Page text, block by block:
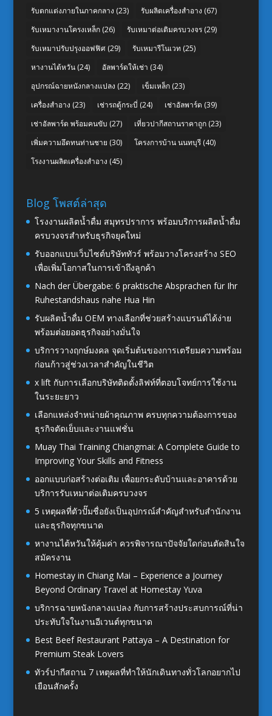
รับตกแต่งภายในภาคกลาง (23) รับผลิตเครื่องสำอาง (67)
รับเหมางานโครงเหล็ก(26) รับเหมาต่อเติมครบวงจร(29)
รับเหมาปรับปรุงออฟฟิศ(29) รับเหมารีโนเวท (25)
หางานไต้หวัน(24) อัลพาร์ดให้เช่า (34)
อุปกรณ์ฉายหนังกลางแปลง (22) เข็มเหล็ก(23)
เครื่องสำอาง (23) เช่ารถตู้กระบี่ (24) เช่าอัลพาร์ด (39)
เช่าอัลพาร์ด พร้อมคนขับ (27) เที่ยวปากีสถานราคาถูก(23)
เพิ่มความอึดทนท่านชาย (30) โครงการบ้าน นนทบุรี(40)
โรงงานผลิตเครื่องสำอาง (45)
Blog โพสต์ล่าสุด
โรงงานผลิตน้ำดื่ม สมุทรปราการ พร้อมบริการผลิตน้ำดื่ม
ครบวงจรสำหรับธุรกิจยุคใหม่
รับออกแบบเว็บไซต์บริษัททัวร์ พร้อมวางโครงสร้าง SEO
เพื่อเพิ่มโอกาสในการเข้าถึงลูกค้า
Nach der Übergabe: 6 praktische Absprachen für Ihr
Ruhestandshaus nahe Hua Hin
รับผลิตน้ำดื่ม OEM ทางเลือกที่ช่วยสร้างแบรนด์ได้ง่าย
พร้อมต่อยอดธุรกิจอย่างมั่นใจ
บริการวางฤกษ์มงคล จุดเริ่มต้นของการเตรียมความพร้อม
ก่อนก้าวสู่ช่วงเวลาสำคัญในชีวิต
x lift กับการเลือกบริษัทติดตั้งลิฟท์ที่ตอบโจทย์การใช้งาน
ในระยะยาว
เลือกแหล่งจำหน่ายผ้าคุณภาพ ครบทุกความต้องการของ
ธุรกิจตัดเย็บและงานแฟชั่น
Muay Thai Training Chiangmai: A Complete Guide to
Improving Your Skills and Fitness
ออกแบบก่อสร้างต่อเติม เพื่อยกระดับบ้านและอาคารด้วย
บริการรับเหมาต่อเติมครบวงจร
5 เหตุผลที่ตัวปั๊มชื่อยังเป็นอุปกรณ์สำคัญสำหรับสำนักงาน
และธุรกิจทุกขนาด
หางานไต้หวันให้คุ้มค่า ควรพิจารณาปัจจัยใดก่อนตัดสินใจ
สมัครงาน
Homestay in Chiang Mai – Experience a Journey
Beyond Ordinary Travel at Homestay Yuva
บริการฉายหนังกลางแปลง กับการสร้างประสบการณ์ที่น่า
ประทับใจในงานอีเวนต์ทุกขนาด
Best Beef Restaurant Pattaya – A Destination for
Premium Steak Lovers
ทัวร์ปากีสถาน 7 เหตุผลที่ทำให้นักเดินทางทั่วโลกอยากไป
เยือนสักครั้ง